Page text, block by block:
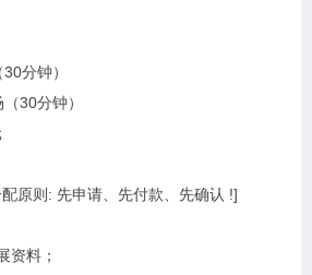
分钟）
30分钟）
则: 先申请、先付款、先确认 !]
资料；